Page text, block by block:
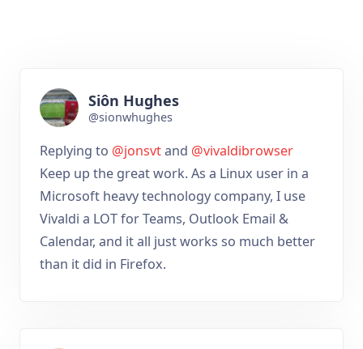
Siôn Hughes
@sionwhughes
Replying to @jonsvtand @vivaldibrowser
Keep up the great work. As a Linux user in a
Microsoft heavy technology company, I use
Vivaldi a LOT for Teams, Outlook Email &
Calendar, and it all just works so much better
than it did in Firefox.